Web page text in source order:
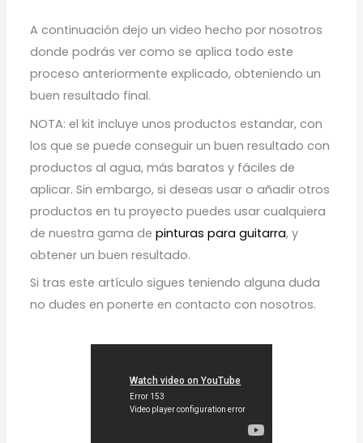
A continuación dejo un video hecho por nosotros
donde podrás ver como se aplica todo este
proceso anteriormente explicado, obteniendo un
buen resultado final.
NOTA: el kit incluye unos productos estandar, con
los que se puede conseguir un buen resultado con
productos al agua, más baratos y fáciles de
aplicar. Sin embargo, si deseas usar o añadir otros
productos en tu proyecto puedes usar cualquiera
de nuestra gama depinturas para guitarra, y
obtener un buen resultado.
Si tras este artículo sigues teniendo alguna duda
no dudes en ponerte en contacto con nosotros.